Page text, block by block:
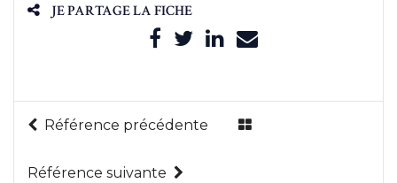
JE PARTAGE LA FICHE
Référence précédente
Référence suivante